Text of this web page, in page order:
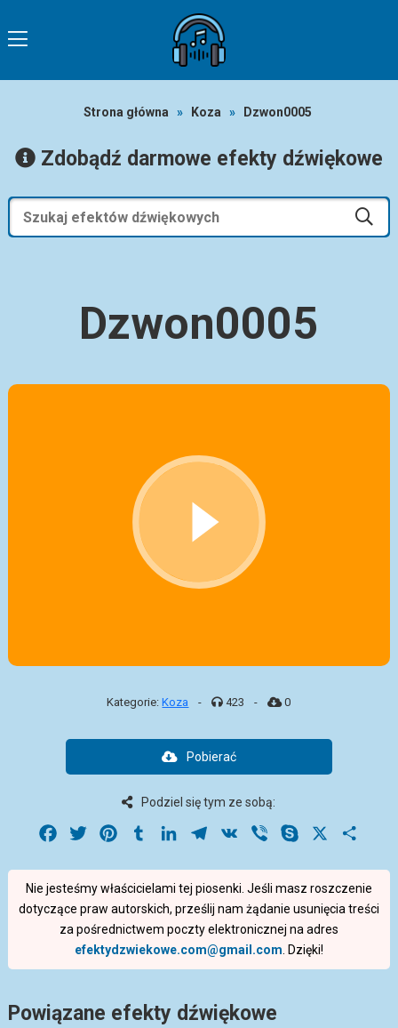
Strona główna » Koza » Dzwon0005
Zdobądź darmowe efekty dźwiękowe
Dzwon0005
Kategorie:Koza - 423 - 0
Pobierać
Podziel się tym ze sobą:
Facebook
Twitter PinterestTumblrLinkedInTelegram
VK Viber Skype
Nie jesteśmy właścicielami tej piosenki. Jeśli masz roszczenie
dotyczące praw autorskich, prześlij nam żądanie usunięcia treści
za pośrednictwem poczty elektronicznej na adres
efektydzwiekowe.com@gmail.com . Dzięki!
Powiązane efekty dźwiękowe